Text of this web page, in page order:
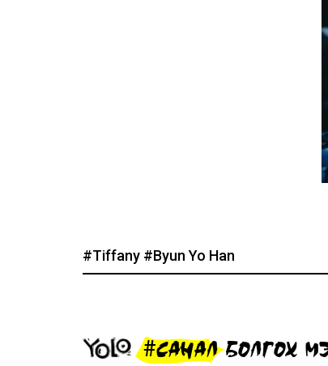
#Tiffany #Byun Yo Han
#САНАЛ БОЛГОХ